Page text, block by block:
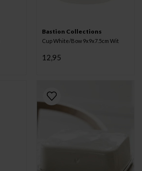
Bastion Collections
Cup White/Bow 9x9x7.5cm Wit
12,95